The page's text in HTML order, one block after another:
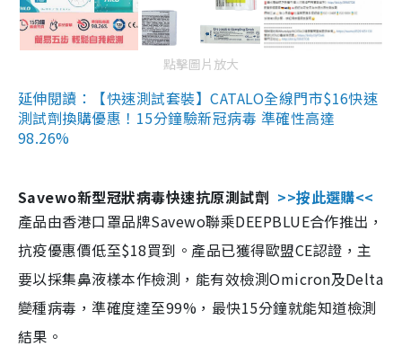
點擊圖片放大
延伸閱讀：【快速測試套裝】CATALO全線門市$16快速
測試劑換購優惠！15分鐘驗新冠病毒 準確性高達
98.26%
Savewo新型冠狀病毒快速抗原測試劑 >>按此選購<<
產品由香港口罩品牌Savewo聯乘DEEPBLUE合作推出，
抗疫優惠價低至$18買到。產品已獲得歐盟CE認證，主
要以採集鼻液樣本作檢測，能有效檢測Omicron及Delta
變種病毒，準確度達至99%，最快15分鐘就能知道檢測
結果。